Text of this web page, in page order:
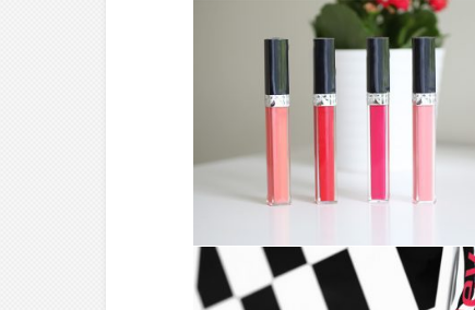
MAKE-UP ///
DIOR ROUGE
BRILLANT